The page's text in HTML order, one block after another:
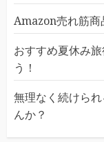
Amazon売れ筋商
おすすめ夏休み
う！
無理なく続けら
んか？